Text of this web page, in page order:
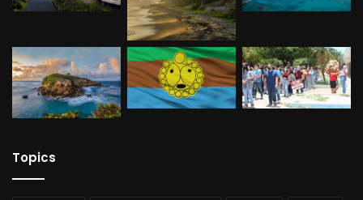
Topics